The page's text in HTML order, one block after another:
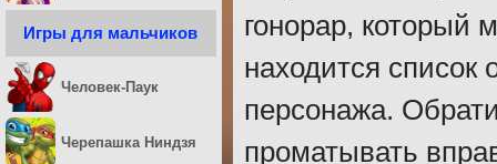
гонорар, который
находится
персонажа.
проматывать
Игры для мальчиков
Человек-Паук
Черепашка Ниндзя